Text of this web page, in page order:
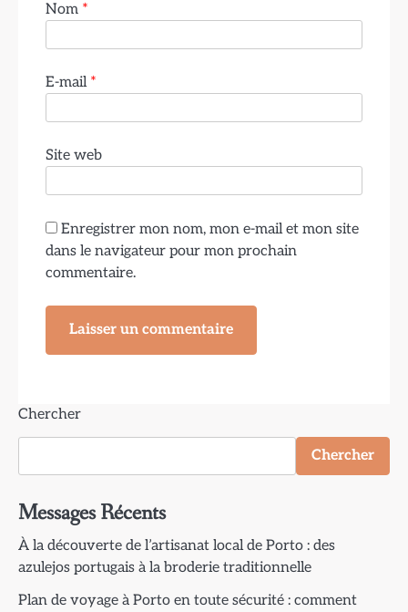
Nom *
E-mail *
Site web
Enregistrer mon nom, mon e-mail et mon site
dans le navigateur pour mon prochain
commentaire.
Chercher
Chercher
Messages Récents
À la découverte de l’artisanat local de Porto : des
azulejos portugais à la broderie traditionnelle
Plan de voyage à Porto en toute sécurité : comment